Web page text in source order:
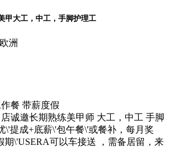
甲大工，中工，手脚护理工
洲
餐 带薪度假
诚邀长期熟练美甲师 大工，中工 手脚
\'提成+底薪\'包午餐\'或餐补，每月奖
期\'USERA可以车接送 ，需备居留，来